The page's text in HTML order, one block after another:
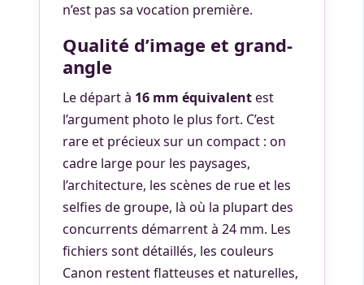
n’est pas sa vocation première.
Qualité d’image et grand-
angle
Le départ à 16 mm équivalentest
l’argument photo le plus fort. C’est
rare et précieux sur un compact : on
cadre large pour les paysages,
l’architecture, les scènes de rue et les
selfies de groupe, là où la plupart des
concurrents démarrent à 24 mm. Les
fichiers sont détaillés, les couleurs
Canon restent flatteuses et naturelles,